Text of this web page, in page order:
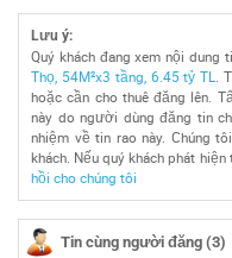
Lưu ý:
Quý khách đang xem nội dung
Thọ, 54M²x3 tầng, 6.45 tỷ TL
.
hoặc cần cho thuê đăng lên.
này do người dùng đăng tin
nhiệm về tin rao này. Chúng
khách. Nếu quý khách phát
hồi cho chúng tôi
Tin cùng người đăng (3)